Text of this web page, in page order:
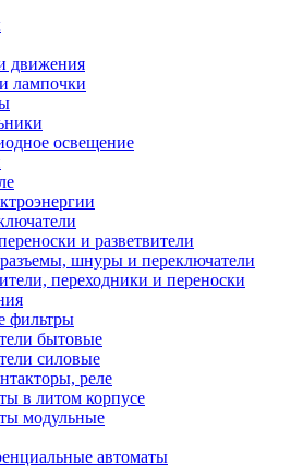
движения
лампочки
освещение
и разветвители
шнуры и переключатели
переходники и переноски
фильтры
бытовые
силовые
реле
в литом корпусе
модульные
автоматы